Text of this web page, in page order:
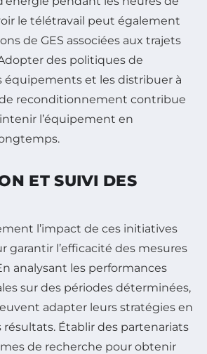
le télétravail peut également
de GES associées aux trajets
des politiques de
équipements et les distribuer à
reconditionnement contribue
l’équipement en
ET SUIVI DES
l’impact de ces initiatives
garantir l’efficacité des mesures
analysant les performances
sur des périodes déterminées,
adapter leurs stratégies en
Établir des partenariats
de recherche pour obtenir